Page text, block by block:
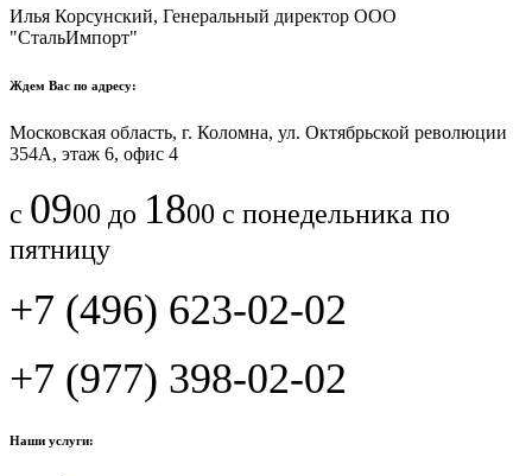
Илья Корсунский, Генеральный директор ООО
"СтальИмпорт"
Ждем Вас по адресу:
Московская область, г. Коломна, ул. Октябрьской революции
354А, этаж 6, офис 4
с 0900 до 1800 с понедельника по
пятницу
+7 (496) 623-02-02
+7 (977) 398-02-02
Наши услуги: